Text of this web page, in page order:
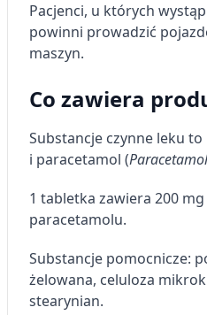
Pacjenci, u których
powinni prowadzić
maszyn.
Co zawiera
Substancje czynne leku
i paracetamol (
1 tabletka zawiera 200
paracetamolu.
Substancje pomocnicze:
żelowana, celuloza
stearynian.